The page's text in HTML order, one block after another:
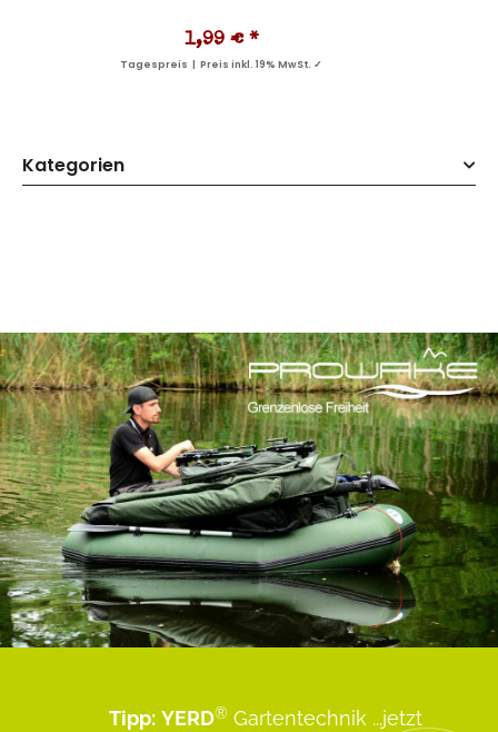
1,99 € *
Tagespreis | Preis inkl. 19% MwSt. ✓
Kategorien
Tipp: YERD® Gartentechnik ...jetzt